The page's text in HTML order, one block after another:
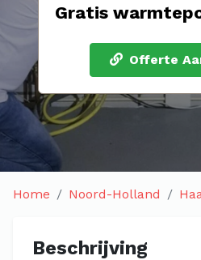
Gratis
Offerte
Home Noord-Holland
Beschrijving